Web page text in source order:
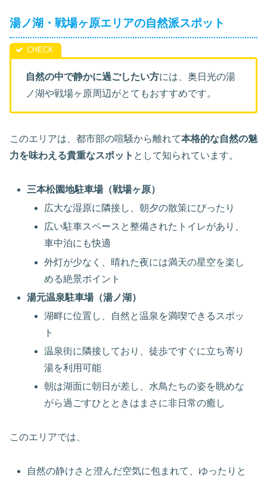
湯ノ湖・戦場ヶ原エリアの自然派スポット
自然の中で静かに過ごしたい方には、奥日光の湯
ノ湖や戦場ヶ原周辺がとてもおすすめです。
このエリアは、都市部の喧騒から離れて本格的な自然の魅
力を味わえる貴重なスポット として知られています。
三本松園地駐車場（戦場ヶ原）
広大な湿原に隣接し、朝夕の散策にぴったり
広い駐車スペースと整備されたトイレがあり、
車中泊にも快適
外灯が少なく、晴れた夜には満天の星空を楽し
める絶景ポイント
湯元温泉駐車場（湯ノ湖）
湖畔に位置し、自然と温泉を満喫できるスポッ
ト
温泉街に隣接しており、徒歩ですぐに立ち寄り
湯を利用可能
朝は湖面に朝日が差し、水鳥たちの姿を眺めな
がら過ごすひとときはまさに非日常の癒し
このエリアでは、
自然の静けさと澄んだ空気に包まれて、ゆったりと